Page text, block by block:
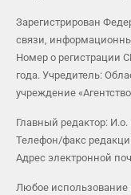
Зарегистрирован
связи,
Номер о регистрации
года. Учредитель:
учреждение
Главный редактор:
Телефон/факс
Адрес электронной
Любое использование